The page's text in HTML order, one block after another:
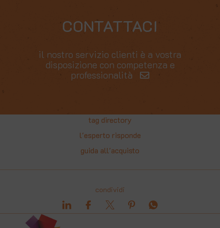
7,2 € 8,7 €
10,2 € 13,4 €
CONTATTACI
il nostro servizio clienti è a vostra
disposizione con competenza e
professionalità
tag directory
l'esperto risponde
guida all'acquisto
condividi